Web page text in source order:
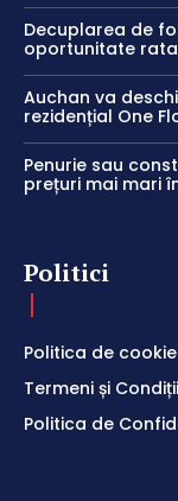
Decuplarea de
oportunitate
Auchan va
rezidențial One
Penurie sau
prețuri mai mari
Politici
Politica de
Termeni și Condiții
Politica de